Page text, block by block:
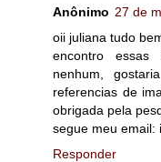
Anônimo 27 de
oii juliana tudo
encontro essas
nenhum,
referencias de
obrigada pela
segue meu email:
Responder